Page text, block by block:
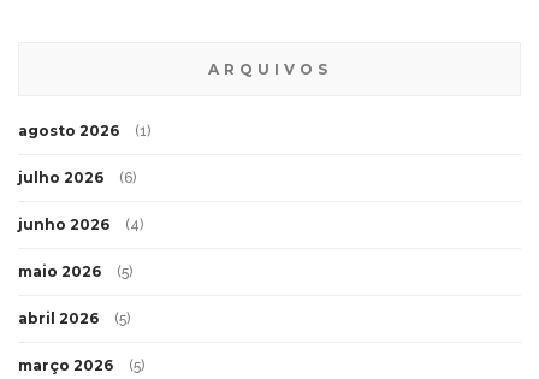
ARQUIVOS
agosto 2026 (1)
julho 2026 (6)
junho 2026 (4)
maio 2026 (5)
abril 2026 (5)
março 2026 (5)